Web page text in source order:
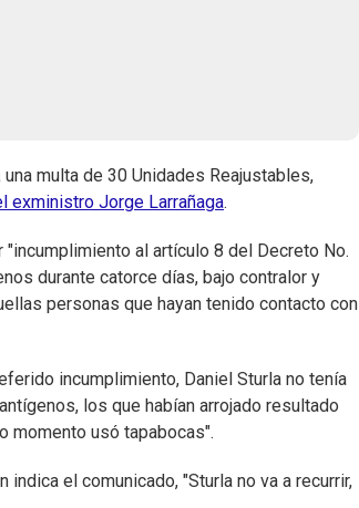
una multa de 30 Unidades Reajustables,
exministro Jorge Larrañaga.
al artículo 8 del Decreto No.
durante catorce días, bajo contralor y
personas que hayan tenido contacto con
incumplimiento, Daniel Sturla no tenía
los que habían arrojado resultado
momento usó tapabocas".
el comunicado, "Sturla no va a recurrir,